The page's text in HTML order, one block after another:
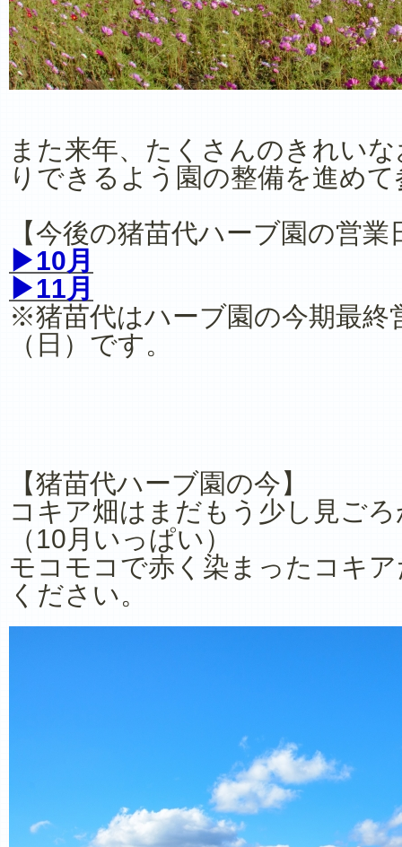
また来年、たくさんのきれい
りできるよう園の整備を進め
【今後の猪苗代ハーブ園の営業
▶10月
▶11月
※猪苗代はハーブ園の今期最終
（日）です。
【猪苗代ハーブ園の今】
コキア畑はまだもう少し見ご
（10月いっぱい）
モコモコで赤く染まったコキ
ください。